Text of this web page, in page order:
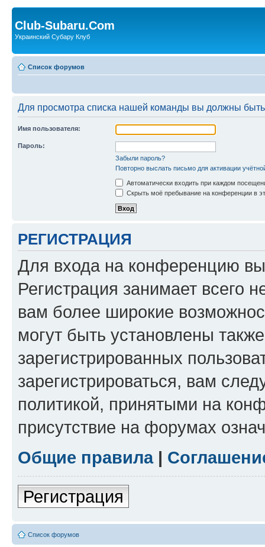
Club-Subaru.Com
Украинский Субару Клуб
Список форумов
Для просмотра списка нашей команды вы должны
Имя пользователя:
Пароль:
Забыли пароль?
Повторно выслать письмо для активации
Автоматически входить при каждом
Скрыть моё пребывание на конференции в
РЕГИСТРАЦИЯ
Для входа на конференцию
Регистрация занимает всего
вам более широкие
могут быть установлены
зарегистрированных
зарегистрироваться, вам
политикой, принятыми на
присутствие на форумах
Общие правила|
Регистрация
Список форумов